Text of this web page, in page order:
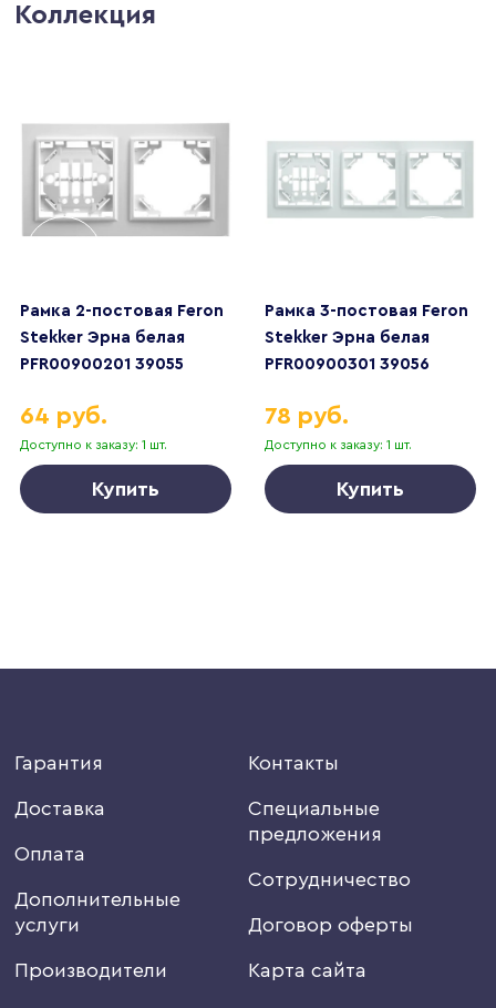
Коллекция
Рамка 2-постовая Feron
Stekker Эрна белая
PFR00900201 39055
Доступно к заказу: 1 шт.
64 руб.
Купить
Рамка 3-постовая Feron
Stekker Эрна белая
PFR00900301 39056
Доступно к заказу: 1 шт.
78 руб.
Купить
Гарантия
Доставка
Оплата
Дополнительные
услуги
Производители
Контакты
Специальные
предложения
Сотрудничество
Договор оферты
Карта сайта